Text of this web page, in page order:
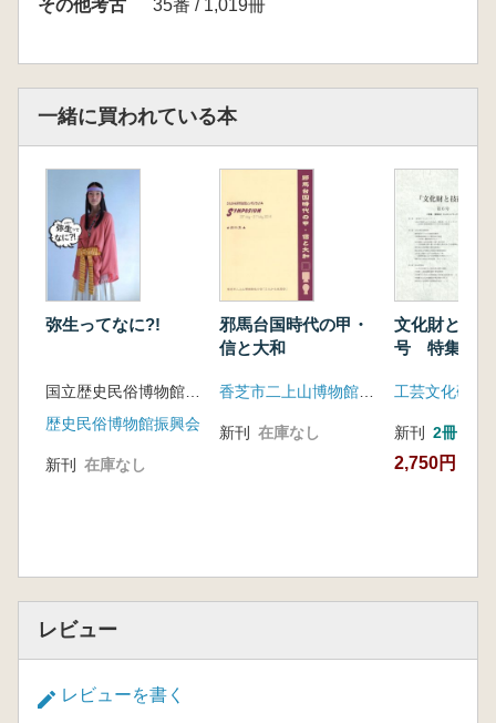
その他考古 35番 / 1,019冊
一緒に買われている本
弥生ってなに?!
国立歴史民俗博物館 編
歴史民俗博物館振興会
新刊 在庫なし
邪馬台国時代の甲・
信と大和
香芝市二上山博物館友の会「ふたかみ史遊会」
新刊 在庫なし
文化財と技
号 特集 (渡
工芸文化研究
新刊 2冊
2,750円
レビュー
レビューを書く